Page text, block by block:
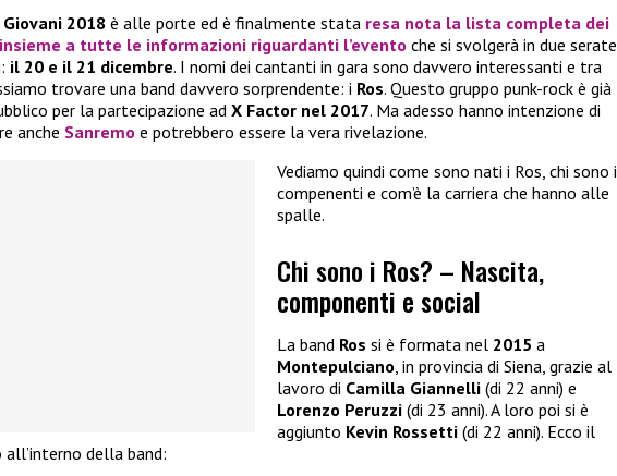
2018 è alle porte ed è finalmente stata resa nota la lista completa dei
a tutte le informazioni riguardanti l’evento che si svolgerà in due serate
il 20 e il 21 dicembre. I nomi dei cantanti in gara sono davvero interessanti e tra
trovare una band davvero sorprendente: i Ros. Questo gruppo punk-rock è già
per la partecipazione ad X Factor nel 2017. Ma adesso hanno intenzione di
anche Sanremo e potrebbero essere la vera rivelazione.
Vediamo quindi come sono nati i Ros, chi sono i
compenenti e com’è la carriera che hanno alle
spalle.
Chi sono i Ros? – Nascita,
componenti e social
La band Ros si è formata nel 2015 a
Montepulciano, in provincia di Siena, grazie al
lavoro di Camilla Giannelli (di 22 anni) e
Lorenzo Peruzzi (di 23 anni). A loro poi si è
aggiunto Kevin Rossetti (di 22 anni). Ecco il
della band: